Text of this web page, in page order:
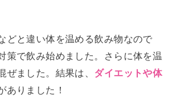
どと違い体を温める飲み物なので
策で飲み始めました。さらに体を温
ぜました。結果は、 ダイエットや体
ありました！